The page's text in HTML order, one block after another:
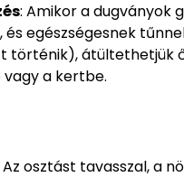
: Amikor a dugványok
és egészségesnek
történik), átültethetjük
a kertbe.
Az osztást tavasszal, a